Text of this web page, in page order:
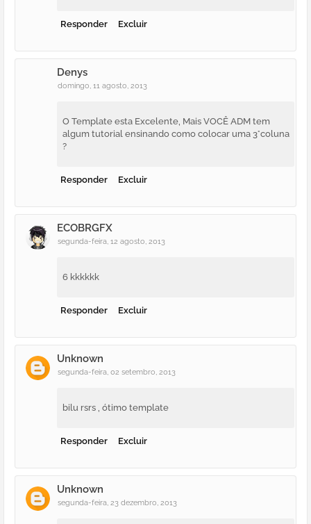
Responder Excluir
Denys
domingo, 11 agosto, 2013
O Template esta Excelente, Mais VOCÊ ADM tem
algum tutorial ensinando como colocar uma 3°coluna
?
Responder Excluir
ECOBRGFX
segunda-feira, 12 agosto, 2013
6 kkkkkk
Responder Excluir
Unknown
segunda-feira, 02 setembro, 2013
bilu rsrs , ótimo template
Responder Excluir
Unknown
segunda-feira, 23 dezembro, 2013